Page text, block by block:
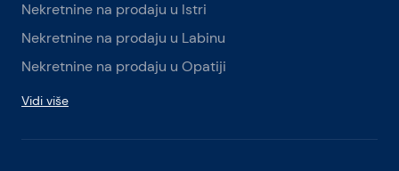
Nekretnine na prodaju u Istri
Nekretnine na prodaju u Labinu
Nekretnine na prodaju u Opatiji
Vidi više